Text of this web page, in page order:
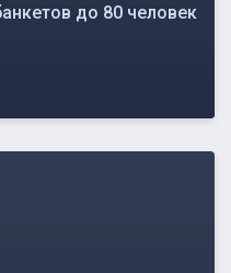
до 80 человек